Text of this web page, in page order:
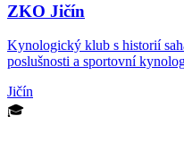
ZKO Jičín
Kynologický klub s historií
poslušnosti a sportovní
Jičín
🎓